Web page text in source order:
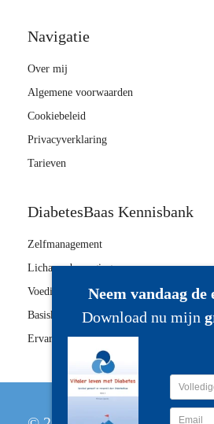
Navigatie
Over mij
Algemene voorwaarden
Cookiebeleid
Privacyverklaring
Tarieven
DiabetesBaas Kennisbank
Zelfmanagement
Lichaamsbeweging
Voeding
Basiskennis
Ervaring delen
Neem vandaag de
Download nu mijn